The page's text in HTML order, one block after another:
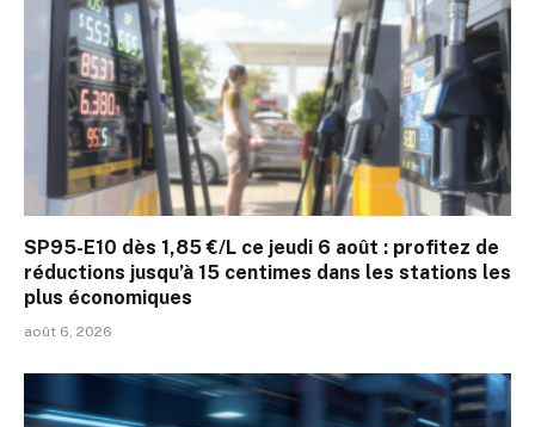
SP95-E10 dès 1,85 €/L ce jeudi 6 août : profitez de
réductions jusqu’à 15 centimes dans les stations les
plus économiques
août 6, 2026